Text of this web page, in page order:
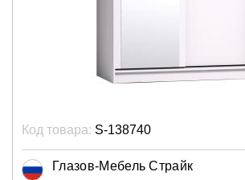
Код товара: S-138740
Глазов-Мебель Страйк